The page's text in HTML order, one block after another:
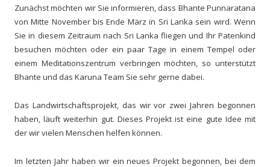
Zunächst möchten wir Sie informieren, dass Bhante Punnaratana
von Mitte November bis Ende März in Sri Lanka sein wird. Wenn
Sie in diesem Zeitraum nach Sri Lanka fliegen und Ihr Patenkind
besuchen möchten oder ein paar Tage in einem Tempel oder
einem Meditationszentrum verbringen möchten, so unterstützt
Bhante und das Karuna Team Sie sehr gerne dabei.
Das Landwirtschaftsprojekt, das wir vor zwei Jahren begonnen
haben, läuft weiterhin gut. Dieses Projekt ist eine gute Idee mit
der wir vielen Menschen helfen können.
Im letzten Jahr haben wir ein neues Projekt begonnen, bei dem